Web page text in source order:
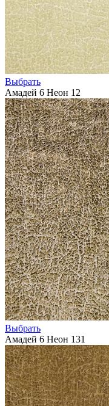
Выбрать
Амадей 6 Неон 12
Выбрать
Амадей 6 Неон 131